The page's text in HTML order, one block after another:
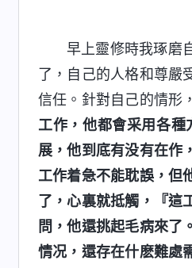
早上靈修時我琢磨
了，自己的人格和尊嚴
信任。針對自己的情形
工作，他都會采用各
展，他到底有没有在作
工作着急不能耽誤，但
了，心裏就抵觸，『這
問，他還挑起毛病來了
情况，還存在什麽難處